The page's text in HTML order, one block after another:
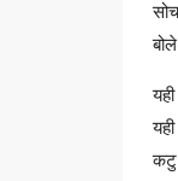
कटु